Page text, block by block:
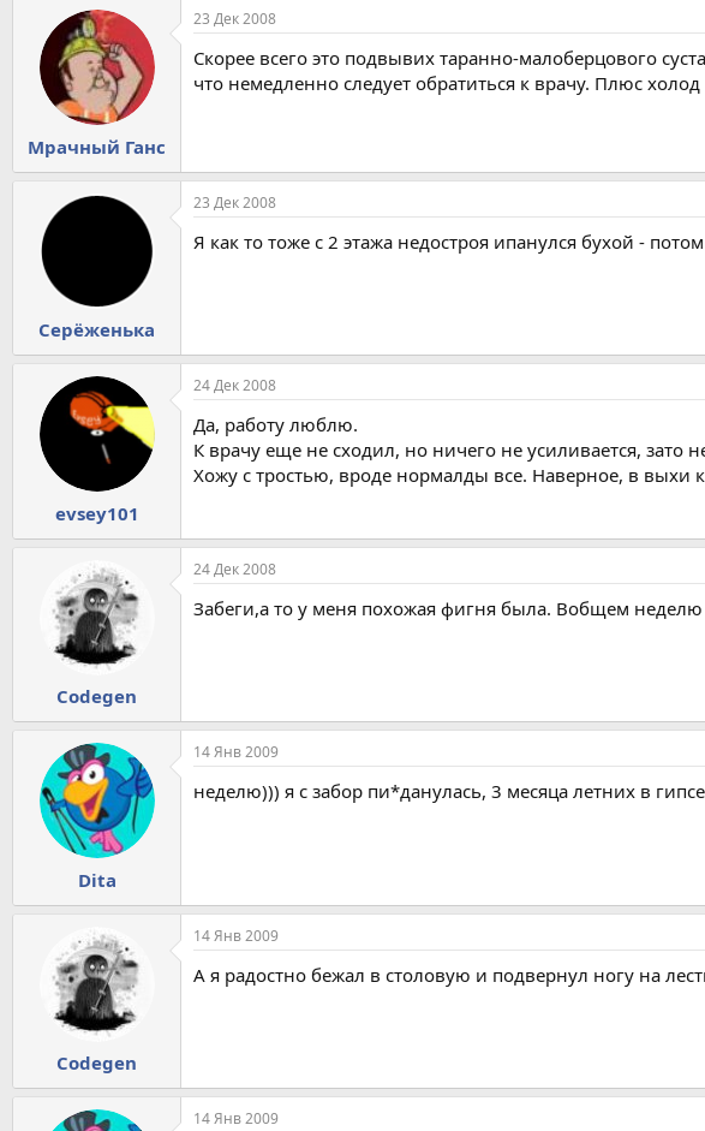
Мрачный Ганс
23 Дек 2008
Скорее всего это подвывих таранно-малоберцового
что немедленно следует обратиться к врачу. Плюс
Серёженька
23 Дек 2008
Я как то тоже с 2 этажа недостроя ипанулся бухой -
evsey101
24 Дек 2008
Да, работу люблю.
К врачу еще не сходил, но ничего не усиливается, зато
Хожу с тростью, вроде нормалды все. Наверное, в выхи к
Codegen
24 Дек 2008
Забеги,а то у меня похожая фигня была. Вобщем неделю
Dita
14 Янв 2009
неделю))) я с забор пи*данулась, 3 месяца летних в
Codegen
14 Янв 2009
А я радостно бежал в столовую и подвернул ногу на
14 Янв 2009